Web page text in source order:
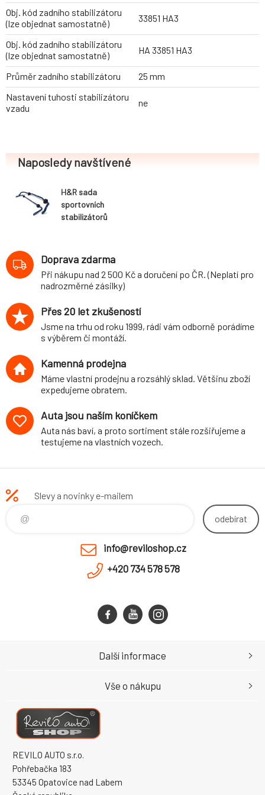
Obj. kód zadního stabilizátoru
(lze objednat samostatně)
33851 HA3
Obj. kód zadního stabilizátoru
(lze objednat samostatně)
HA 33851 HA3
Průměr zadního stabilizátoru
25 mm
Nastavení tuhosti stabilizátoru
vzadu
ne
Naposledy navštívené
H&R sada
sportovních
stabilizátorů
Golf VII (AU, AUV)
3-dvéř., 5-dvéř.,
Sportsvan,
Variant, 2WD, r.v.
2014-, průměr 26
mm/25 mm
Doprava zdarma
Při nákupu nad 2 500 Kč a doručení po ČR. (Neplatí pro
nadrozměrné zásilky)
Přes 20 let zkušeností
Jsme na trhu od roku 1999, rádi vám odborně porádíme
s výběrem či montáží.
Kamenná prodejna
Máme vlastní prodejnu a rozsáhlý sklad. Většinu zboží
expedujeme obratem.
Auta jsou naším koníčkem
Auta nás baví, a proto sortiment stále rozšiřujeme a
testujeme na vlastních vozech.
Slevy a novinky e-mailem
odebírat
info@reviloshop.cz
+420 734 578 578
REVILO AUTO s.r.o.
Pohřebačka 183
53345 Opatovice nad Labem
Další informace
Vše o nákupu